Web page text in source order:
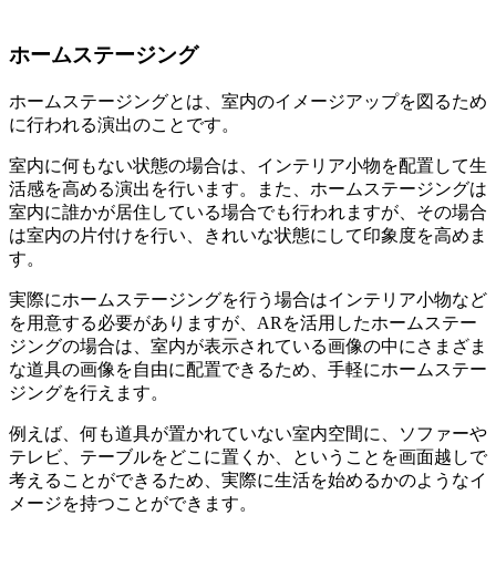
ホームステージング
ホームステージングとは、室内のイメージアップを図るため
に行われる演出のことです。
室内に何もない状態の場合は、インテリア小物を配置して生
活感を高める演出を行います。また、ホームステージングは
室内に誰かが居住している場合でも行われますが、その場合
は室内の片付けを行い、きれいな状態にして印象度を高めま
す。
実際にホームステージングを行う場合はインテリア小物など
を用意する必要がありますが、ARを活用したホームステー
ジングの場合は、室内が表示されている画像の中にさまざま
な道具の画像を自由に配置できるため、手軽にホームステー
ジングを行えます。
例えば、何も道具が置かれていない室内空間に、ソファーや
テレビ、テーブルをどこに置くか、ということを画面越しで
考えることができるため、実際に生活を始めるかのようなイ
メージを持つことができます。